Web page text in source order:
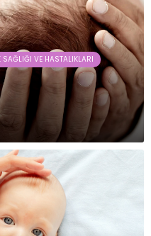
SAĞLIĞI VE HASTALIKLARI